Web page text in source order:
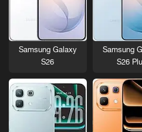
Samsung
S26
Samsung Galaxy
S26